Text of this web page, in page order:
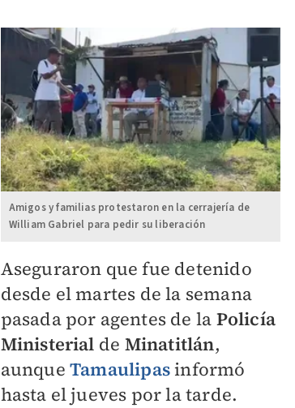
Amigos y familias protestaron en la cerrajería de
William Gabriel para pedir su liberación
Aseguraron que fue detenido
desde el martes de la semana
pasada por agentes de la Policía
Ministerial de Minatitlán,
aunque Tamaulipasinformó
hasta el jueves por la tarde.